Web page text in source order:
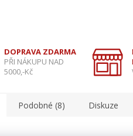
DOPRAVA ZDARMA
PŘI NÁKUPU NAD
5000,-Kč
Podobné (8) Diskuze